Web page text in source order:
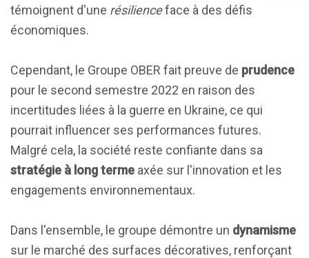
témoignent d'une résilienceface à des défis
économiques.
Cependant, le Groupe OBER fait preuve de prudence
pour le second semestre 2022 en raison des
incertitudes liées à la guerre en Ukraine, ce qui
pourrait influencer ses performances futures.
Malgré cela, la société reste confiante dans sa
stratégie à long terme axée sur l'innovation et les
engagements environnementaux.
Dans l'ensemble, le groupe démontre un dynamisme
sur le marché des surfaces décoratives, renforçant